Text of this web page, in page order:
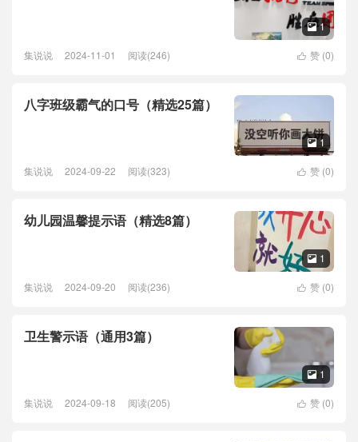
 1
 赞 (0)
集说说 2024-11-01 阅读(246)
八字班级霸气的口号（精选25篇）
 1
 赞 (0)
集说说 2024-09-22 阅读(323)
幼儿园温馨提示语（精选8篇）
 1
 赞 (0)
集说说 2024-09-20 阅读(236)
卫生警示语（通用3篇）
 1
 赞 (0)
集说说 2024-09-18 阅读(205)